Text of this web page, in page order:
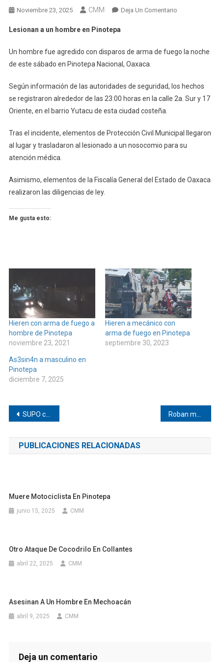
Noviembre 23, 2025 CMM Deja Un ComentarioEn
Hombre
Lesionan a un hombre en Pinotepa
Un hombre fue agredido con disparos de arma de fuego la noche
de este sábado en Pinotepa Nacional, Oaxaca.
Según información de las autoridades de seguridad, los hechos
se registraron alrededor de las 23:00 horas en la calle 2a. Sur y 17
Oriente, en el barrio Yutacu de esta ciudad costeña.
Tras el incidente, elementos de Protección Civil Municipal llegaron
al lugar y trasladaron al lesionado a un nosocomio para su
atención médica.
Asimismo, elementos de la Fiscalía General del Estado de Oaxaca
realizaron las diligencias de ley.
Me gusta esto:
Hieren con arma de fuego a
hombre de Pinotepa
noviembre 23, 2021
Hieren a mecánico con
arma de fuego en Pinotepa
septiembre 30, 2023
As3sin4n a masculino en
Pinotepa
diciembre 7, 2025
Navegación
de
entradas
SUPO celebra su cuarto aniversario con llamado a la unidad sindical
PUBLICACIONES RELACIONADAS
Muere Motociclista En Pinotepa
junio 15, 2025 CMM
Otro Ataque De Cocodrilo En Collantes
abril 22, 2025 CMM
Asesinan A Un Hombre En Mechoacán
abril 9, 2025 CMM
Deja un comentario